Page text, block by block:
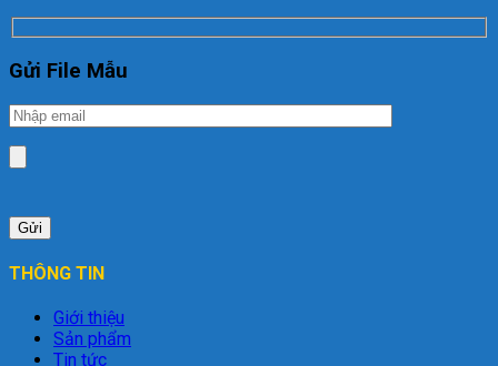
Gửi File Mẫu
THÔNG TIN
Giới thiệu
Sản phẩm
Tin tức